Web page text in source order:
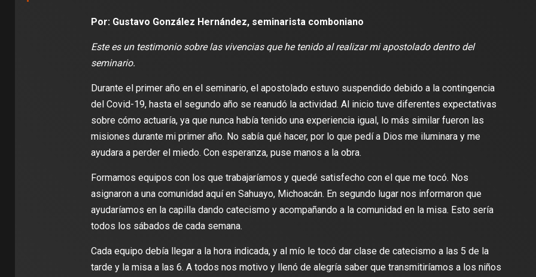
Por: Gustavo González Hernández, seminarista comboniano
Este es un testimonio sobre las vivencias que he tenido al realizar mi apostolado dentro del
seminario.
Durante el primer año en el seminario, el apostolado estuvo suspendido debido a la contingencia
del Covid-19, hasta el segundo año se reanudó la actividad. Al inicio tuve diferentes expectativas
sobre cómo actuaría, ya que nunca había tenido una experiencia igual, lo más similar fueron las
misiones durante mi primer año. No sabía qué hacer, por lo que pedí a Dios me iluminara y me
ayudara a perder el miedo. Con esperanza, puse manos a la obra.
Formamos equipos con los que trabajaríamos y quedé satisfecho con el que me tocó. Nos
asignaron a una comunidad aquí en Sahuayo, Michoacán. En segundo lugar nos informaron que
ayudaríamos en la capilla dando catecismo y acompañando a la comunidad en la misa. Esto sería
todos los sábados de cada semana.
Cada equipo debía llegar a la hora indicada, y al mío le tocó dar clase de catecismo a las 5 de la
tarde y la misa a las 6. A todos nos motivo y llenó de alegría saber que transmitiríamos a los niños